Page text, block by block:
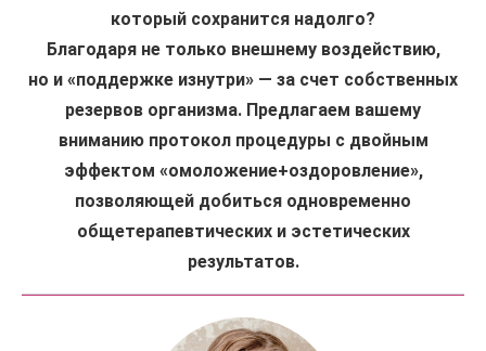
который сохранится надолго?
Благодаря не только внешнему воздействию,
но и «поддержке изнутри» — за счет собственных
резервов организма. Предлагаем вашему
вниманию протокол процедуры с двойным
эффектом «омоложение+оздоровление»,
позволяющей добиться одновременно
общетерапевтических и эстетических
результатов.